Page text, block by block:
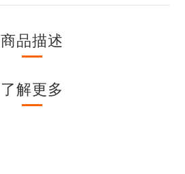
商品描述
了解更多